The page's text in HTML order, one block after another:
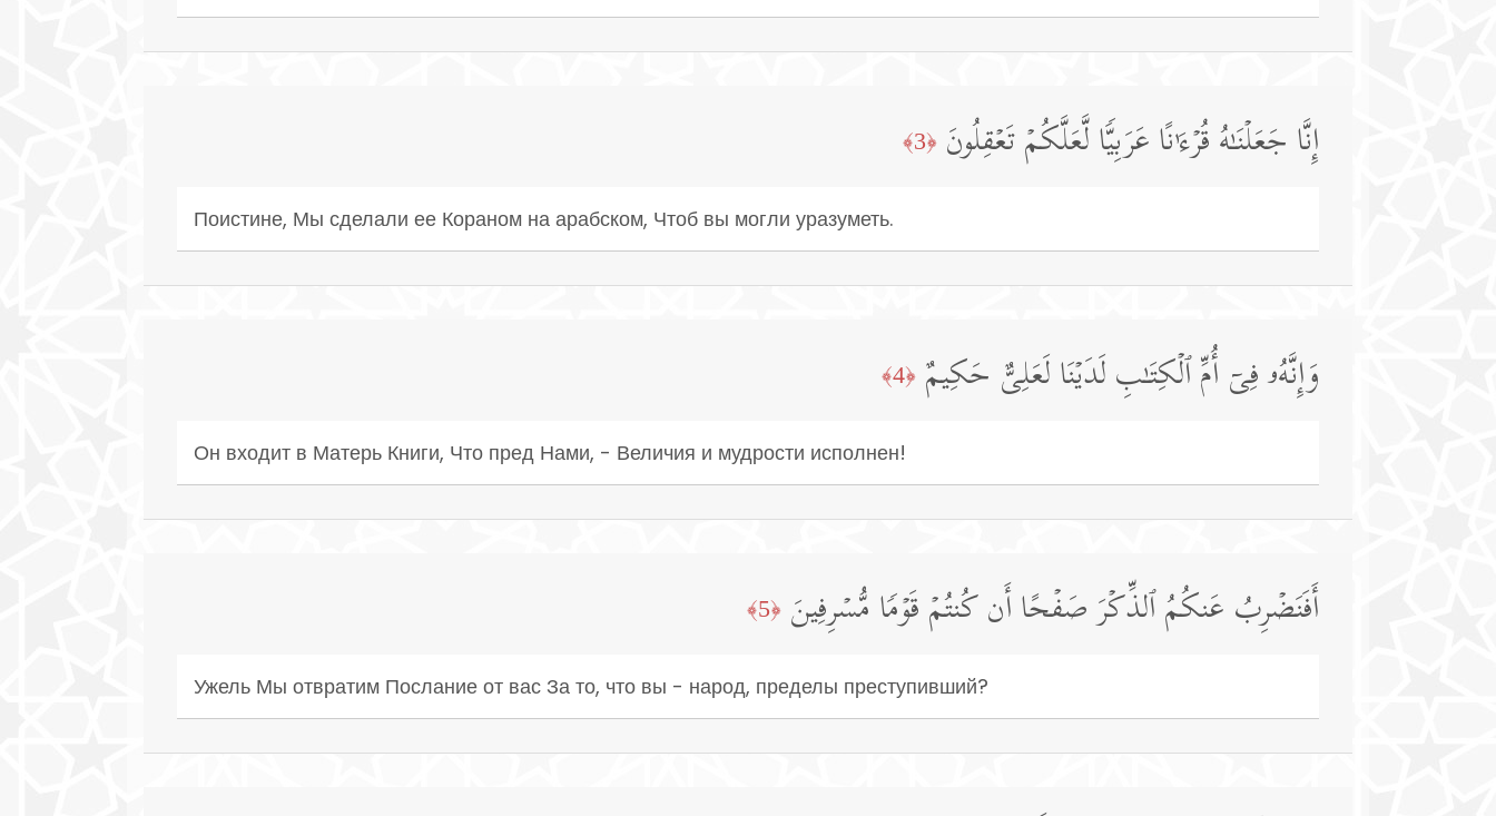
إِنَّا جَعَلۡنَـٰهُ قُرۡءَ ٰ⁠ نًا عَرَبِیࣰّا لَّعَلَّكُمۡ تَعۡقِلُونَ ﴿3﴾
Поистине, Мы сделали ее Кораном на арабском, Чтоб вы могли уразуметь.
وَإِنَّهُۥ فِیۤ أُمِّ ٱلۡكِتَـٰبِ لَدَیۡنَا لَعَلِیٌّ حَكِیمٌ ﴿4﴾
Он входит в Матерь Книги, Что пред Нами, - Величия и мудрости исполнен!
أَفَنَضۡرِبُ عَنكُمُ ٱلذِّكۡرَ صَفۡحًا أَن كُنتُمۡ قَوۡمࣰا مُّسۡرِفِینَ ﴿5﴾
Ужель Мы отвратим Послание от вас За то, что вы - народ, пределы преступивший?